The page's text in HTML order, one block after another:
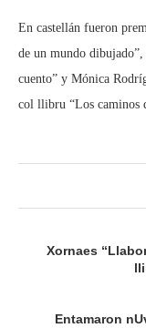
En castellán fueron
de un mundo
cuento” y Mónica
col llibru “Los caminos
Xornaes
Entamaron